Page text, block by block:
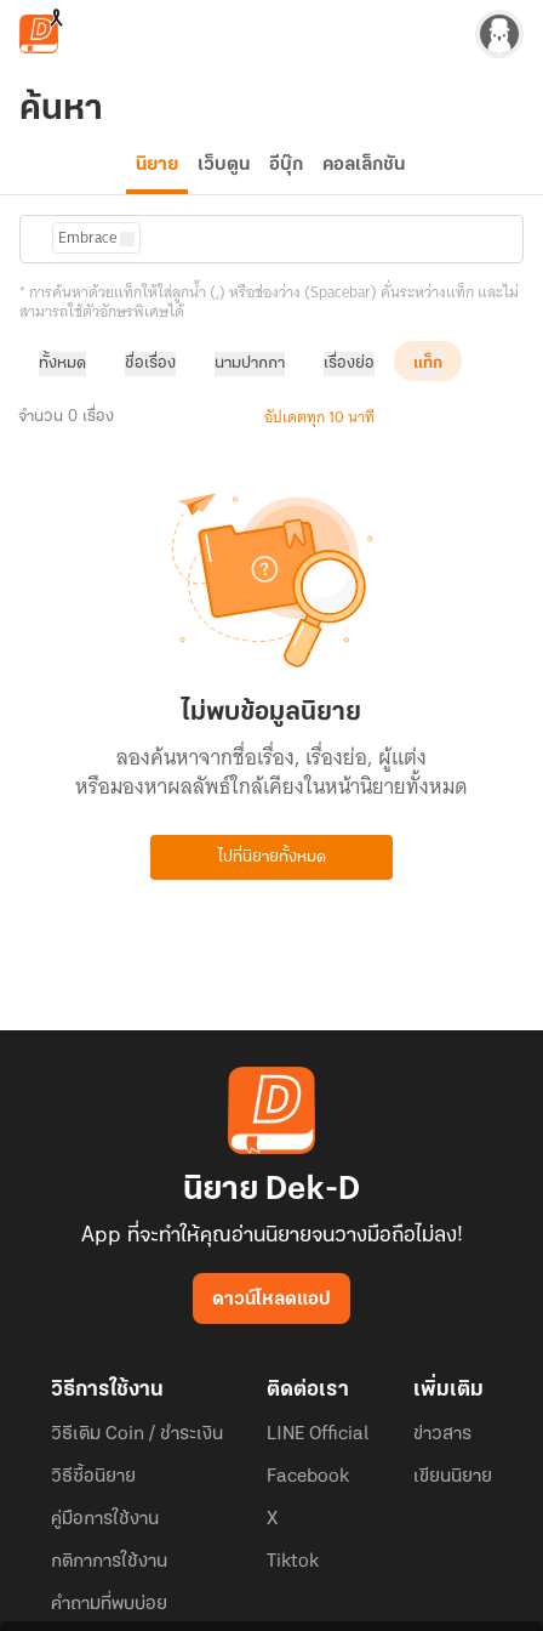
ข้ามไปยังเนื้อหาหลัก
ค้นหา
นิยาย เว็บตูน อีบุ๊ก คอลเล็กชัน
Embrace
* การค้นหาด้วยแท็กให้ใส่ลูกน้ำ (,) หรือช่องว่าง (Spacebar) คั่นระหว่างแท็ก และไม่
สามารถใช้ตัวอักษรพิเศษได้
ทั้งหมด ชื่อเรื่อง นามปากกา เรื่องย่อ แท็ก
จำนวน 0 เรื่อง อัปเดตทุก 10 นาที
ไม่พบข้อมูลนิยาย
ลองค้นหาจากชื่อเรื่อง, เรื่องย่อ, ผู้แต่ง
หรือมองหาผลลัพธ์ใกล้เคียงในหน้านิยายทั้งหมด
ไปที่นิยายทั้งหมด
นิยาย Dek-D
App ที่จะทำให้คุณอ่านนิยายจนวางมือถือไม่ลง!
ดาวน์โหลดแอป
วิธีการใช้งาน
วิธีเติม Coin / ชำระเงิน
วิธีซื้อนิยาย
คู่มือการใช้งาน
กติกาการใช้งาน
คำถามที่พบบ่อย
ติดต่อเรา
LINE Official
Facebook
X
Tiktok
เพิ่มเติม
ข่าวสาร
เขียนนิยาย